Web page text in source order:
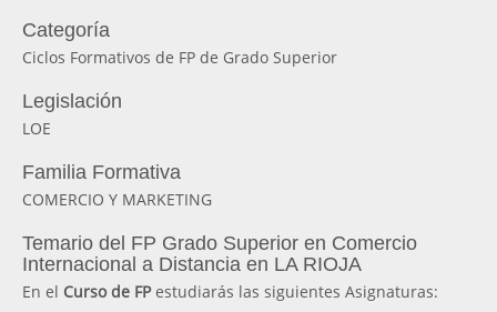
Categoría
Ciclos Formativos de FP de Grado Superior
Legislación
LOE
Familia Formativa
COMERCIO Y MARKETING
Temario del FP Grado Superior en Comercio
Internacional a Distancia en LA RIOJA
En el Curso de FPestudiarás las siguientes Asignaturas: